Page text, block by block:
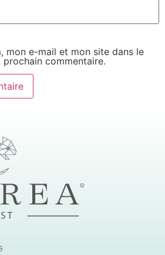
mon e-mail et mon site dans le
commentaire.